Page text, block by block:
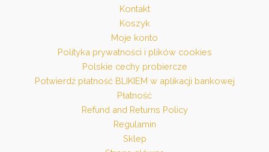
Kontakt
Koszyk
Moje konto
Polityka prywatności i plików cookies
Polskie cechy probiercze
Potwierdź płatność BLIKIEM w aplikacji bankowej
Płatność
Refund and Returns Policy
Regulamin
Sklep